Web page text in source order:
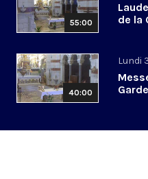
55:00
de la
40:00
Lundi